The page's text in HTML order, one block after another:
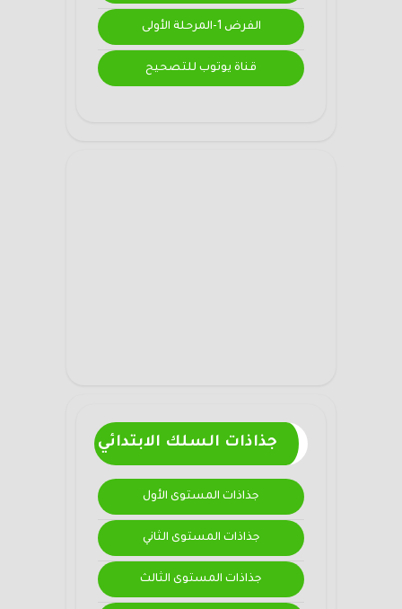
الفرض 1-المرحلة الأولى
قناة يوتوب للتصحيح
جذاذات السلك الابتدائي
جذاذات المستوى الأول
جذاذات المستوى الثاني
جذاذات المستوى الثالث